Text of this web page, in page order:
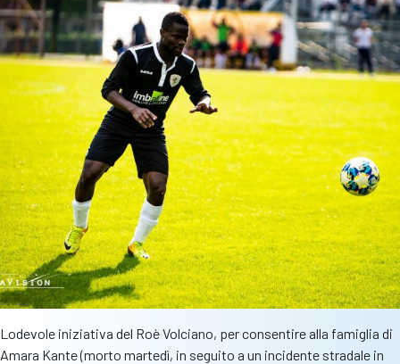
Lodevole iniziativa del Roè Volciano, per consentire alla famiglia di
Amara Kante (morto martedì, in seguito a un incidente stradale in